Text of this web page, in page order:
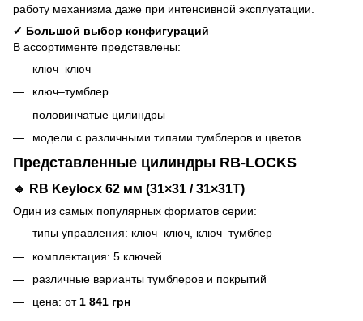
работу механизма даже при интенсивной эксплуатации.
✔ Большой выбор конфигураций
В ассортименте представлены:
ключ–ключ
ключ–тумблер
половинчатые цилиндры
модели с различными типами тумблеров и цветов
Представленные цилиндры RB-LOCKS
🔹 RB Keylocx 62 мм (31×31 / 31×31T)
Один из самых популярных форматов серии:
типы управления: ключ–ключ, ключ–тумблер
комплектация: 5 ключей
различные варианты тумблеров и покрытий
цена: от1 841 грн